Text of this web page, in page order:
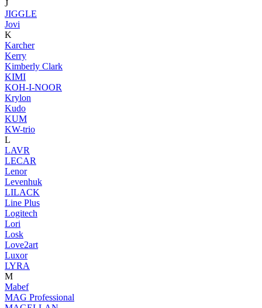
J
JIGGLE
Jovi
K
Karcher
Kerry
Kimberly Clark
KIMI
KOH-I-NOOR
Krylon
Kudo
KUM
KW-trio
L
LAVR
LECAR
Lenor
Levenhuk
LILACK
Line Plus
Logitech
Lori
Losk
Love2art
Luxor
LYRA
M
Mabef
MAG Professional